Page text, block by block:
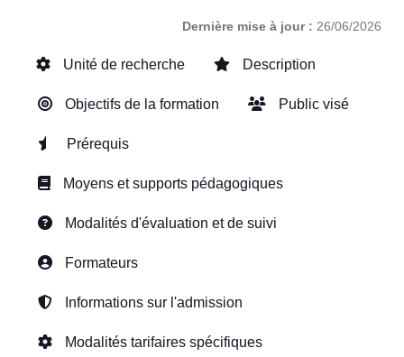
Dernière mise à jour : 26/06/2026
Unité de recherche Description
Objectifs de la formation Public visé
Prérequis
Moyens et supports pédagogiques
Modalités d'évaluation et de suivi
Formateurs
Informations sur l'admission
Modalités tarifaires spécifiques